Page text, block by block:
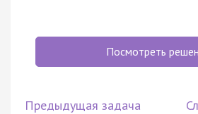
Посмотреть
Предыдущая задача